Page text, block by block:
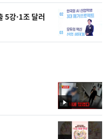
5강·1조 달러
영
상